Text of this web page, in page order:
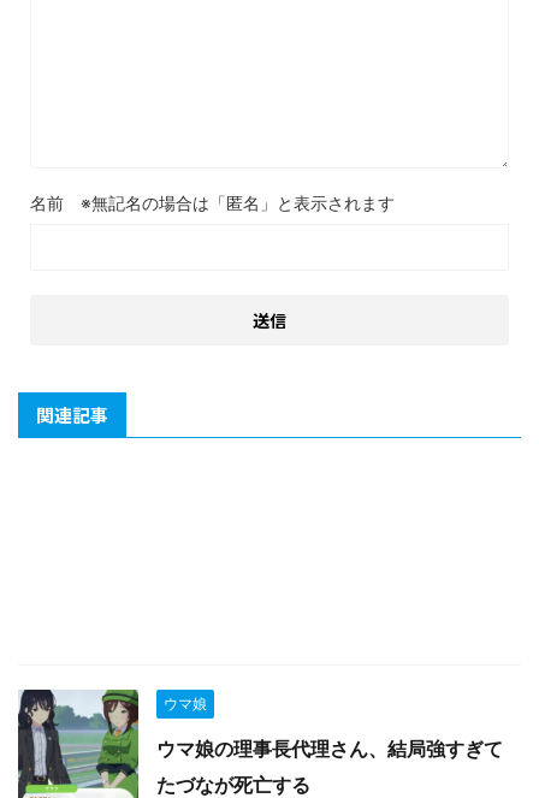
名前
関連記事
ウマ娘
ウマ娘の理事長代理さん、結局強すぎて
たづなが死亡する